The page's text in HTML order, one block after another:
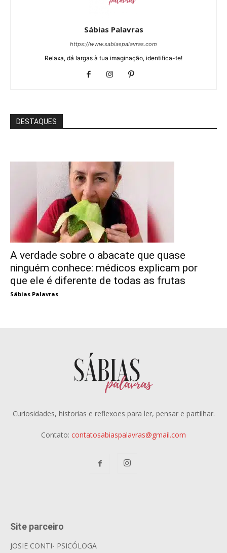
Sábias Palavras
https://www.sabiaspalavras.com
Relaxa, dá largas à tua imaginação, identifica-te!
DESTAQUES
A verdade sobre o abacate que quase
ninguém conhece: médicos explicam por
que ele é diferente de todas as frutas
Sábias Palavras
Curiosidades, historias e reflexoes para ler, pensar e partilhar.
Contato: contatosabiaspalavras@gmail.com
Site parceiro
JOSIE CONTI- PSICÓLOGA